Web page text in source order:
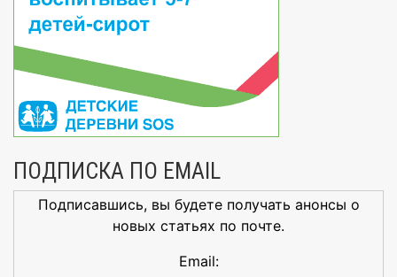
ПОДПИСКА ПО EMAIL
Подписавшись, вы будете получать анонсы о
новых статьях по почте.
Email: